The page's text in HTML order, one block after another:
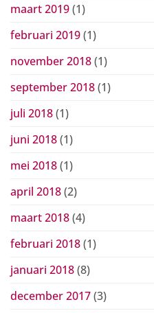
maart 2019(1)
februari 2019(1)
november 2018(1)
september 2018(1)
juli 2018(1)
juni 2018(1)
mei 2018(1)
april 2018(2)
maart 2018(4)
februari 2018(1)
januari 2018(8)
december 2017(3)